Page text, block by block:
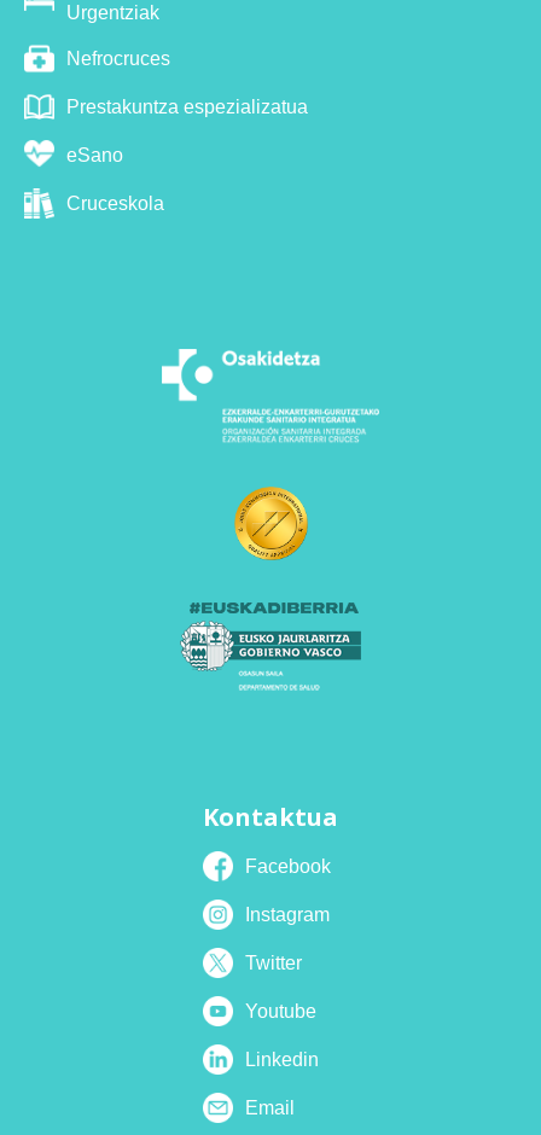
Urgentziak
Nefrocruces
Prestakuntza espezializatua
eSano
Cruceskola
Kontaktua
Facebook
Instagram
Twitter
Youtube
Linkedin
Email